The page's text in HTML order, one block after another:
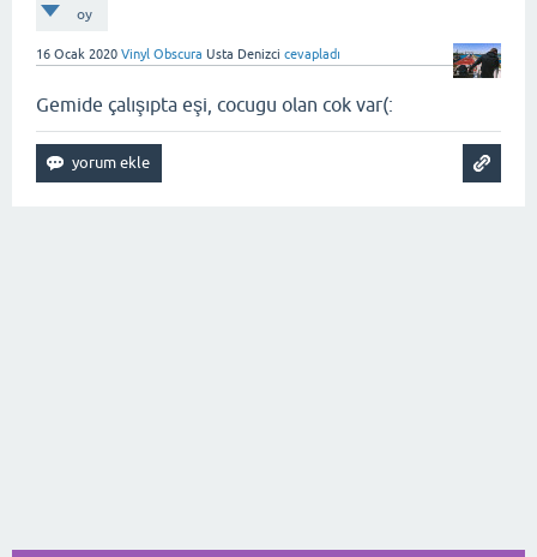
oy
16 Ocak 2020 Vinyl Obscura Usta Denizci cevapladı
Gemide çalışıpta eşi, cocugu olan cok var(: